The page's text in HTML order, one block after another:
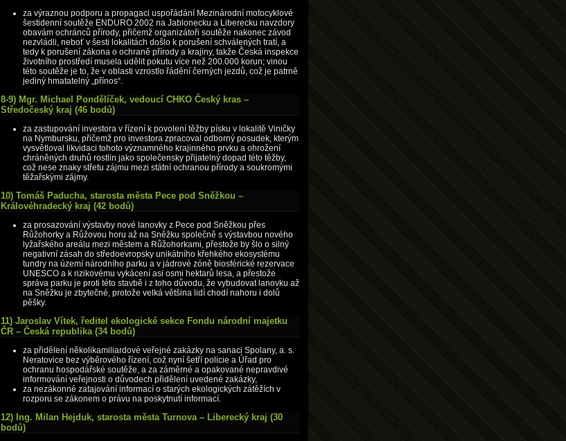
za výraznou podporu a propagaci uspořádání Mezinárodní motocyklové
šestidenní soutěže ENDURO 2002 na Jablonecku a Liberecku navzdory
obavám ochránců přírody, přičemž organizátoři soutěže nakonec závod
nezvládli, neboť v šesti lokalitách došlo k porušení schválených tratí, a
tedy k porušení zákona o ochraně přírody a krajiny, takže Česká inspekce
životního prostředí musela udělit pokutu více než 200.000 korun; vinou
této soutěže je to, že v oblasti vzrostlo řádění černých jezdů, což je patrně
jediný hmatatelný „přínos“.
8-9) Mgr. Michael Pondělíček, vedoucí CHKO Český kras –
Středočeský kraj (46 bodů)
za zastupování investora v řízení k povolení těžby písku v lokalitě Viničky
na Nymbursku, přičemž pro investora zpracoval odborný posudek, kterým
vysvětloval likvidaci tohoto významného krajinného prvku a ohrožení
chráněných druhů rostlin jako společensky přijatelný dopad této těžby,
což nese znaky střetu zájmu mezi státní ochranou přírody a soukromými
těžařskými zájmy.
10) Tomáš Paducha, starosta města Pece pod Sněžkou –
Královéhradecký kraj (42 bodů)
za prosazování výstavby nové lanovky z Pece pod Sněžkou přes
Růžohorky a Růžovou horu až na Sněžku společně s výstavbou nového
lyžařského areálu mezi městem a Růžohorkami, přestože by šlo o silný
negativní zásah do středoevropsky unikátního křehkého ekosystému
tundry na území národního parku a v jádrové zóně biosférické rezervace
UNESCO a k rizikovému vykácení asi osmi hektarů lesa, a přestože
správa parku je proti této stavbě i z toho důvodu, že vybudovat lanovku až
na Sněžku je zbytečné, protože velká většina lidí chodí nahoru i dolů
pěšky.
11) Jaroslav Vítek, ředitel ekologické sekce Fondu národní majetku
ČR – Česká republika (34 bodů)
za přidělení několikamiliardové veřejné zakázky na sanaci Spolany, a. s.
Neratovice bez výběrového řízení, což nyní šetří policie a Úřad pro
ochranu hospodářské soutěže, a za záměrné a opakované nepravdivé
informování veřejnosti o důvodech přidělení uvedené zakázky,
za nezákonné zatajování informací o starých ekologických zátěžích v
rozporu se zákonem o právu na poskytnutí informací.
12) Ing. Milan Hejduk, starosta města Turnova – Liberecký kraj (30
bodů)